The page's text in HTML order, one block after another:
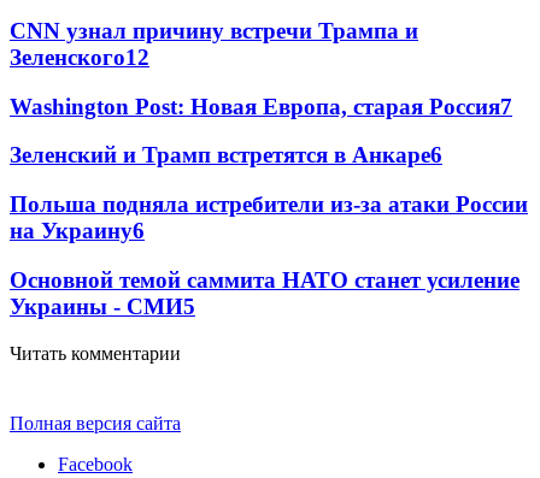
CNN узнал причину встречи Трампа и
Зеленского12
Washington Post: Новая Европа, старая Россия7
Зеленский и Трамп встретятся в Анкаре6
Польша подняла истребители из-за атаки России
на Украину6
Основной темой саммита НАТО станет усиление
Украины - СМИ5
Читать комментарии
Полная версия сайта
Facebook